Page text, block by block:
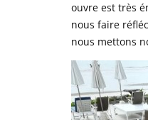
ouvre est très
nous faire
nous mettons